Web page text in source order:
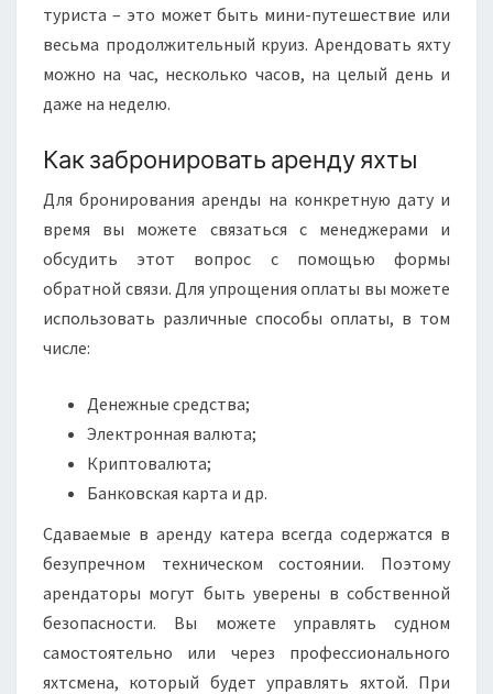
туриста – это может быть мини-путешествие или
весьма продолжительный круиз. Арендовать яхту
можно на час, несколько часов, на целый день и
даже на неделю.
Как забронировать аренду яхты
Для бронирования аренды на конкретную дату и
время вы можете связаться с менеджерами и
обсудить этот вопрос с помощью формы
обратной связи. Для упрощения оплаты вы можете
использовать различные способы оплаты, в том
числе:
Денежные средства;
Электронная валюта;
Криптовалюта;
Банковская карта и др.
Сдаваемые в аренду катера всегда содержатся в
безупречном техническом состоянии. Поэтому
арендаторы могут быть уверены в собственной
безопасности. Вы можете управлять судном
самостоятельно или через профессионального
яхтсмена, который будет управлять яхтой. При